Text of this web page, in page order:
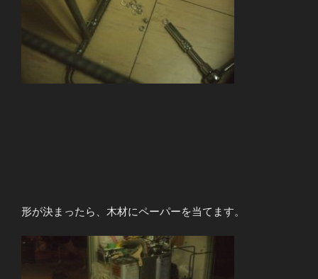
形が決まったら、木材にペーパーを当てます。